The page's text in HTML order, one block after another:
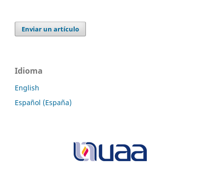
Enviar un artículo
Idioma
English
Español (España)